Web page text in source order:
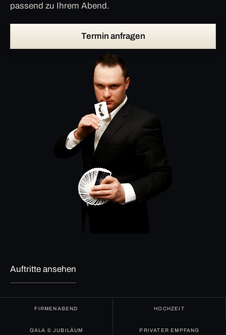
passend zu Ihrem Abend.
Termin anfragen
Auftritte ansehen
FIRMENABEND HOCHZEIT
GALA & JUBILÄUM PRIVATER EMPFANG